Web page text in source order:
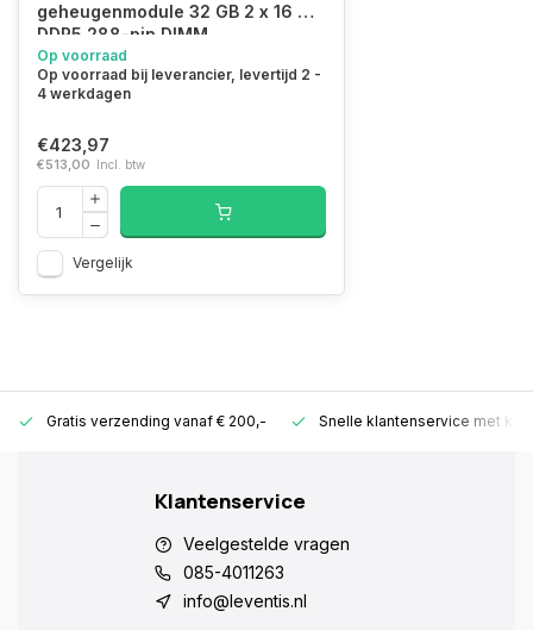
geheugenmodule 32 GB 2 x 16 GB
DDR5 288-pin DIMM
Op voorraad
Op voorraad bij leverancier, levertijd 2 -
4 werkdagen
€423,97
€513,00 Incl. btw
Vergelijk
Gratis verzending vanaf € 200,- Snelle klantenservice met
Klantenservice
Veelgestelde vragen
085-4011263
info@leventis.nl